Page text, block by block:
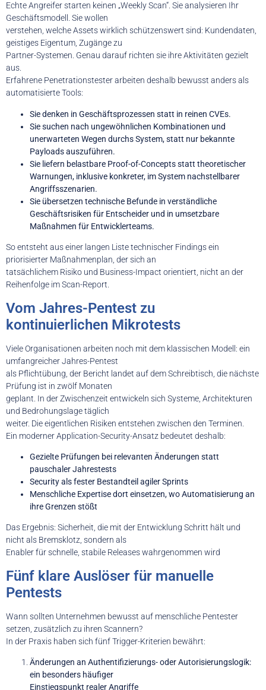
Echte Angreifer starten keinen „Weekly Scan“. Sie analysieren Ihr
Geschäftsmodell. Sie wollen
verstehen, welche Assets wirklich schützenswert sind: Kundendaten,
geistiges Eigentum, Zugänge zu
Partner-Systemen. Genau darauf richten sie ihre Aktivitäten gezielt
aus.
Erfahrene Penetrationstester arbeiten deshalb bewusst anders als
automatisierte Tools:
Sie denken in Geschäftsprozessen statt in reinen CVEs.
Sie suchen nach ungewöhnlichen Kombinationen und
unerwarteten Wegen durchs System, statt nur bekannte
Payloads auszuführen.
Sie liefern belastbare Proof-of-Concepts statt theoretischer
Warnungen, inklusive konkreter, im System nachstellbarer
Angriffsszenarien.
Sie übersetzen technische Befunde in verständliche
Geschäftsrisiken für Entscheider und in umsetzbare
Maßnahmen für Entwicklerteams.
So entsteht aus einer langen Liste technischer Findings ein
priorisierter Maßnahmenplan, der sich an
tatsächlichem Risiko und Business-Impact orientiert, nicht an der
Reihenfolge im Scan-Report.
Vom Jahres-Pentest zu
kontinuierlichen Mikrotests
Viele Organisationen arbeiten noch mit dem klassischen Modell: ein
umfangreicher Jahres-Pentest
als Pflichtübung, der Bericht landet auf dem Schreibtisch, die nächste
Prüfung ist in zwölf Monaten
geplant. In der Zwischenzeit entwickeln sich Systeme, Architekturen
und Bedrohungslage täglich
weiter. Die eigentlichen Risiken entstehen zwischen den Terminen.
Ein moderner Application-Security-Ansatz bedeutet deshalb:
Gezielte Prüfungen bei relevanten Änderungen statt
pauschaler Jahrestests
Security als fester Bestandteil agiler Sprints
Menschliche Expertise dort einsetzen, wo Automatisierung an
ihre Grenzen stößt
Das Ergebnis: Sicherheit, die mit der Entwicklung Schritt hält und
nicht als Bremsklotz, sondern als
Enabler für schnelle, stabile Releases wahrgenommen wird
Fünf klare Auslöser für manuelle
Pentests
Wann sollten Unternehmen bewusst auf menschliche Pentester
setzen, zusätzlich zu ihren Scannern?
In der Praxis haben sich fünf Trigger-Kriterien bewährt:
Änderungen an Authentifizierungs- oder Autorisierungslogik:
ein besonders häufiger
Einstiegspunkt realer Angriffe